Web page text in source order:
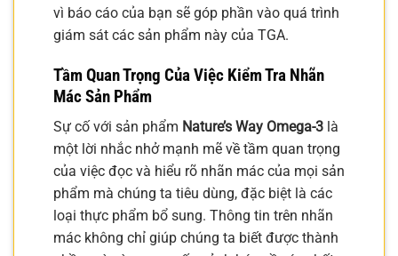
vì báo cáo của bạn sẽ góp phần vào quá trình
giám sát các sản phẩm này của TGA.
Tầm Quan Trọng Của Việc Kiểm Tra Nhãn
Mác Sản Phẩm
Sự cố với sản phẩm Nature’s Way Omega-3 là
một lời nhắc nhở mạnh mẽ về tầm quan trọng
của việc đọc và hiểu rõ nhãn mác của mọi sản
phẩm mà chúng ta tiêu dùng, đặc biệt là các
loại thực phẩm bổ sung. Thông tin trên nhãn
mác không chỉ giúp chúng ta biết được thành